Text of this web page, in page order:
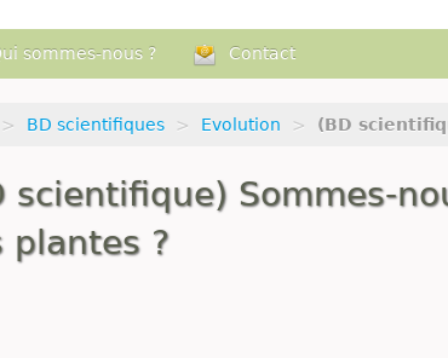
sommes-nous ? Contact
> BD scientifiques > Evolution > (BD
scientifique) Sommes-
plantes ?